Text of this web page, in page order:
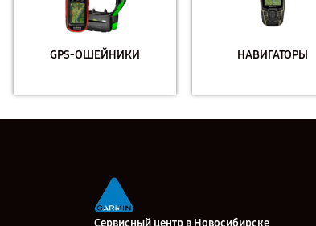
GPS-ОШЕЙНИКИ НАВИГАТОРЫ
Сервисный центр в Новосибирске